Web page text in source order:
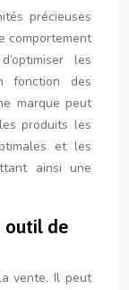
précieuses
comportement
les
fonction des
marque peut
produits les
et les
ainsi une
outil de
vente. Il peut